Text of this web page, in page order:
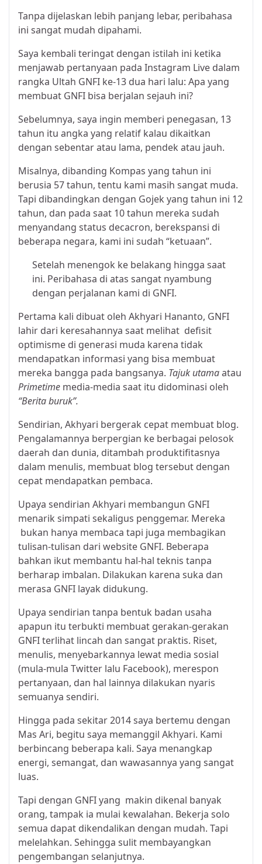
Tanpa dijelaskan lebih panjang lebar, peribahasa
ini sangat mudah dipahami.
Saya kembali teringat dengan istilah ini ketika
menjawab pertanyaan pada Instagram Live dalam
rangka Ultah GNFI ke-13 dua hari lalu: Apa yang
membuat GNFI bisa berjalan sejauh ini?
Sebelumnya, saya ingin memberi penegasan, 13
tahun itu angka yang relatif kalau dikaitkan
dengan sebentar atau lama, pendek atau jauh.
Misalnya, dibanding Kompas yang tahun ini
berusia 57 tahun, tentu kami masih sangat muda.
Tapi dibandingkan dengan Gojek yang tahun ini 12
tahun, dan pada saat 10 tahun mereka sudah
menyandang status decacron, berekspansi di
beberapa negara, kami ini sudah “ketuaan”.
Setelah menengok ke belakang hingga saat
ini. Peribahasa di atas sangat nyambung
dengan perjalanan kami di GNFI.
Pertama kali dibuat oleh Akhyari Hananto, GNFI
lahir dari keresahannya saat melihat defisit
optimisme di generasi muda karena tidak
mendapatkan informasi yang bisa membuat
mereka bangga pada bangsanya. Tajuk utamaatau
Primetime media-media saat itu didominasi oleh
“Berita buruk”.
Sendirian, Akhyari bergerak cepat membuat blog.
Pengalamannya berpergian ke berbagai pelosok
daerah dan dunia, ditambah produktifitasnya
dalam menulis, membuat blog tersebut dengan
cepat mendapatkan pembaca.
Upaya sendirian Akhyari membangun GNFI
menarik simpati sekaligus penggemar. Mereka
bukan hanya membaca tapi juga membagikan
tulisan-tulisan dari website GNFI. Beberapa
bahkan ikut membantu hal-hal teknis tanpa
berharap imbalan. Dilakukan karena suka dan
merasa GNFI layak didukung.
Upaya sendirian tanpa bentuk badan usaha
apapun itu terbukti membuat gerakan-gerakan
GNFI terlihat lincah dan sangat praktis. Riset,
menulis, menyebarkannya lewat media sosial
(mula-mula Twitter lalu Facebook), merespon
pertanyaan, dan hal lainnya dilakukan nyaris
semuanya sendiri.
Hingga pada sekitar 2014 saya bertemu dengan
Mas Ari, begitu saya memanggil Akhyari. Kami
berbincang beberapa kali. Saya menangkap
energi, semangat, dan wawasannya yang sangat
luas.
Tapi dengan GNFI yang makin dikenal banyak
orang, tampak ia mulai kewalahan. Bekerja solo
semua dapat dikendalikan dengan mudah. Tapi
melelahkan. Sehingga sulit membayangkan
pengembangan selanjutnya.